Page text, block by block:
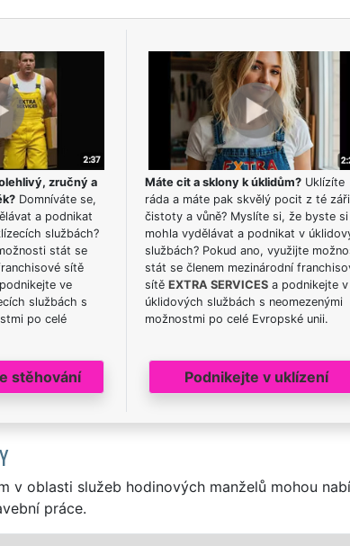
zručný a
Domníváte se,
a podnikat
službách?
stát se
sítě
ve
službách s
po celé
stěhování
Máte cit a sklony k úklidům?Uklízíte
ráda a máte pak skvělý pocit z té
čistoty a vůně? Myslíte si, že byste si
mohla vydělávat a podnikat v
službách? Pokud ano, využijte
stát se členem mezinárodní
sítě EXTRA SERVICESa podnikejte v
úklidových službách s neomezenými
možnostmi po celé Evropské unii.
Podnikejte v uklízení
v oblasti služeb hodinových manželů mohou
práce.